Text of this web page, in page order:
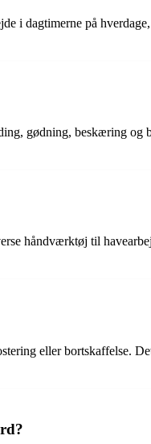
i dagtimerne på
gødning, beskæring
håndværktøj til
eller bortskaffelse.